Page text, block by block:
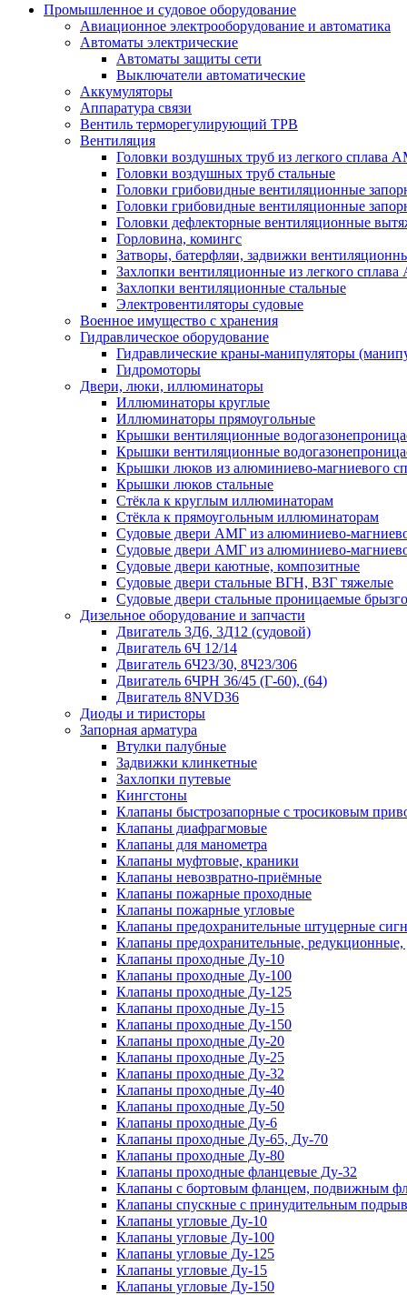
Промышленное и судовое оборудование
Авиационное электрооборудование и автоматика
Автоматы электрические
Автоматы защиты сети
Выключатели автоматические
Аккумуляторы
Аппаратура связи
Вентиль терморегулирующий ТРВ
Вентиляция
Головки воздушных труб из легкого сплава
Головки воздушных труб стальные
Головки грибовидные вентиляционные
Головки грибовидные вентиляционные
Головки дефлекторные вентиляционные
Горловина, комингс
Затворы, батерфляи, задвижки
Захлопки вентиляционные из легкого
Захлопки вентиляционные стальные
Электровентиляторы судовые
Военное имущество с хранения
Гидравлическое оборудование
Гидравлические краны-манипуляторы
Гидромоторы
Двери, люки, иллюминаторы
Иллюминаторы круглые
Иллюминаторы прямоугольные
Крышки вентиляционные
Крышки вентиляционные
Крышки люков из алюминиево-магниевого
Крышки люков стальные
Стёкла к круглым иллюминаторам
Стёкла к прямоугольным иллюминаторам
Судовые двери АМГ из алюминиево-
Судовые двери АМГ из алюминиево-
Судовые двери каютные, композитные
Судовые двери стальные ВГН, ВЗГ тяжелые
Судовые двери стальные проницаемые
Дизельное оборудование и запчасти
Двигатель 3Д6, 3Д12 (судовой)
Двигатель 6Ч 12/14
Двигатель 6Ч23/30, 8Ч23/306
Двигатель 6ЧРН 36/45 (Г-60), (64)
Двигатель 8NVD36
Диоды и тиристоры
Запорная арматура
Втулки палубные
Задвижки клинкетные
Захлопки путевые
Кингстоны
Клапаны быстрозапорные с тросиковым
Клапаны диафрагмовые
Клапаны для манометра
Клапаны муфтовые, краники
Клапаны невозвратно-приёмные
Клапаны пожарные проходные
Клапаны пожарные угловые
Клапаны предохранительные штуцерные
Клапаны предохранительные, редукционные,
Клапаны проходные Ду-10
Клапаны проходные Ду-100
Клапаны проходные Ду-125
Клапаны проходные Ду-15
Клапаны проходные Ду-150
Клапаны проходные Ду-20
Клапаны проходные Ду-25
Клапаны проходные Ду-32
Клапаны проходные Ду-40
Клапаны проходные Ду-50
Клапаны проходные Ду-6
Клапаны проходные Ду-65, Ду-70
Клапаны проходные Ду-80
Клапаны проходные фланцевые Ду-32
Клапаны с бортовым фланцем, подвижным
Клапаны спускные с принудительным
Клапаны угловые Ду-10
Клапаны угловые Ду-100
Клапаны угловые Ду-125
Клапаны угловые Ду-15
Клапаны угловые Ду-150